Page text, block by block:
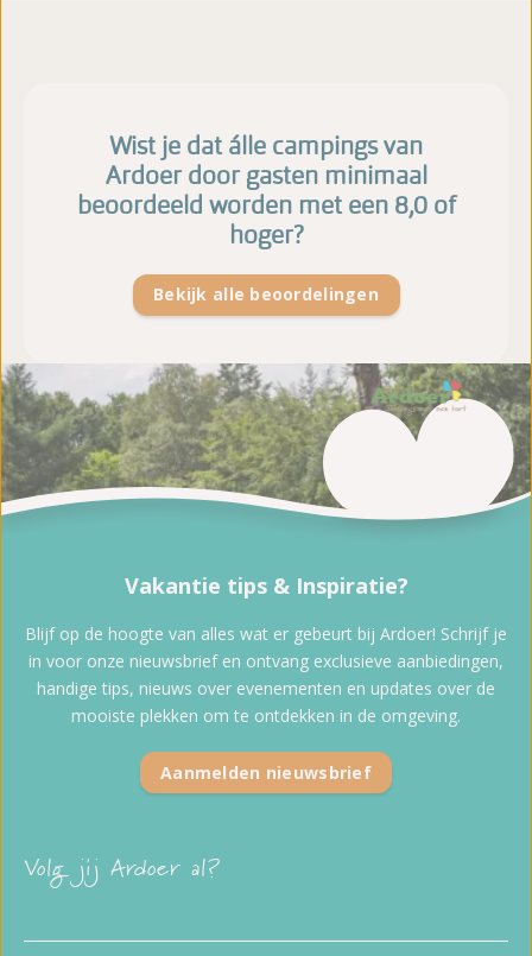
Wist je dat álle campings van
Ardoer door gasten minimaal
beoordeeld worden met een 8,0 of
hoger?
Bekijk alle beoordelingen
Volg jij Ardoer al?
Vakantie tips & Inspiratie?
Blijf op de hoogte van alles wat er gebeurt bij Ardoer! Schrijf je
in voor onze nieuwsbrief en ontvang exclusieve aanbiedingen,
handige tips, nieuws over evenementen en updates over de
mooiste plekken om te ontdekken in de omgeving.
Aanmelden nieuwsbrief